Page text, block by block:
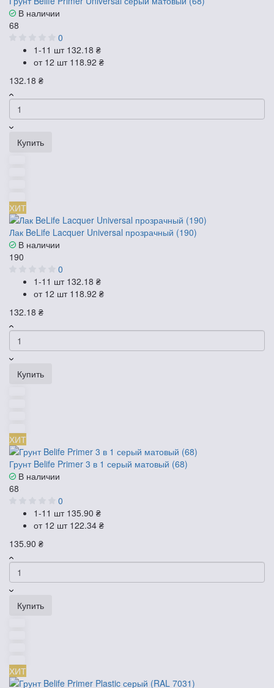
В наличии
68
0
1-11 шт 132.18 ₴
от 12 шт 118.92 ₴
132.18 ₴
Купить
ХИТ
Лак BeLife Lacquer Universal прозрачный (190)
В наличии
190
0
1-11 шт 132.18 ₴
от 12 шт 118.92 ₴
132.18 ₴
Купить
ХИТ
Грунт Belife Primer 3 в 1 серый матовый (68)
В наличии
68
0
1-11 шт 135.90 ₴
от 12 шт 122.34 ₴
135.90 ₴
Купить
ХИТ